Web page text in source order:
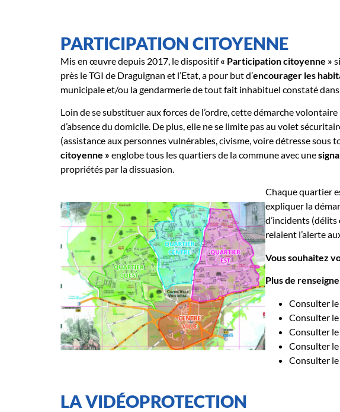
PARTICIPATION CITOYENNE
Mis en œuvre depuis 2017, le dispositif« Participation citoyenne »
près le TGI de Draguignan et l’Etat, a pour but d’encourager les
municipale et/ou la gendarmerie de tout fait inhabituel constaté
Loin de se substituer aux forces de l’ordre, cette démarche
d’absence du domicile. De plus, elle ne se limite pas au volet
(assistance aux personnes vulnérables, civisme, voire détresse sous
citoyenne » englobe tous les quartiers de la commune avec une
propriétés par la dissuasion.
Chaque quartier
expliquer la
d’incidents
relaient l’alerte
Vous souhaitez
Plus de
Consulter le
Consulter le
Consulter le
Consulter le
Consulter le
LA VIDÉOPROTECTION